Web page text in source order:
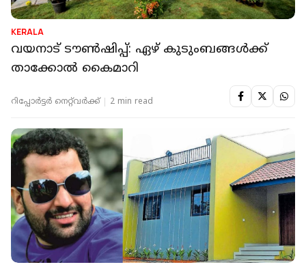
KERALA
വയനാട് ടൗൺഷിപ്പ്: ഏഴ് കുടുംബങ്ങൾക്ക്
താക്കോൽ കൈമാറി
റിപ്പോർട്ടർ നെറ്റ്‌വര്‍ക്ക്‌ 2 min read